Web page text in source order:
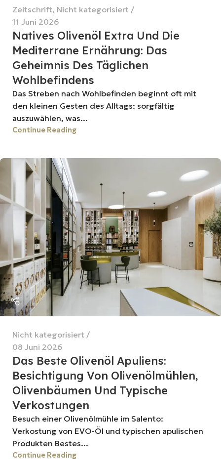
Zeitschrift, Nicht kategorisiert
11 Juni 2026
Natives Olivenöl Extra Und Die
Mediterrane Ernährung: Das
Geheimnis Des Täglichen
Wohlbefindens
Das Streben nach Wohlbefinden beginnt oft mit
den kleinen Gesten des Alltags: sorgfältig
auszuwählen, was...
Continue Reading
Nicht kategorisiert
08 Juni 2026
Das Beste Olivenöl Apuliens:
Besichtigung Von Olivenölmühlen,
Olivenbäumen Und Typische
Verkostungen
Besuch einer Olivenölmühle im Salento:
Verkostung von EVO-Öl und typischen apulischen
Produkten Bestes...
Continue Reading